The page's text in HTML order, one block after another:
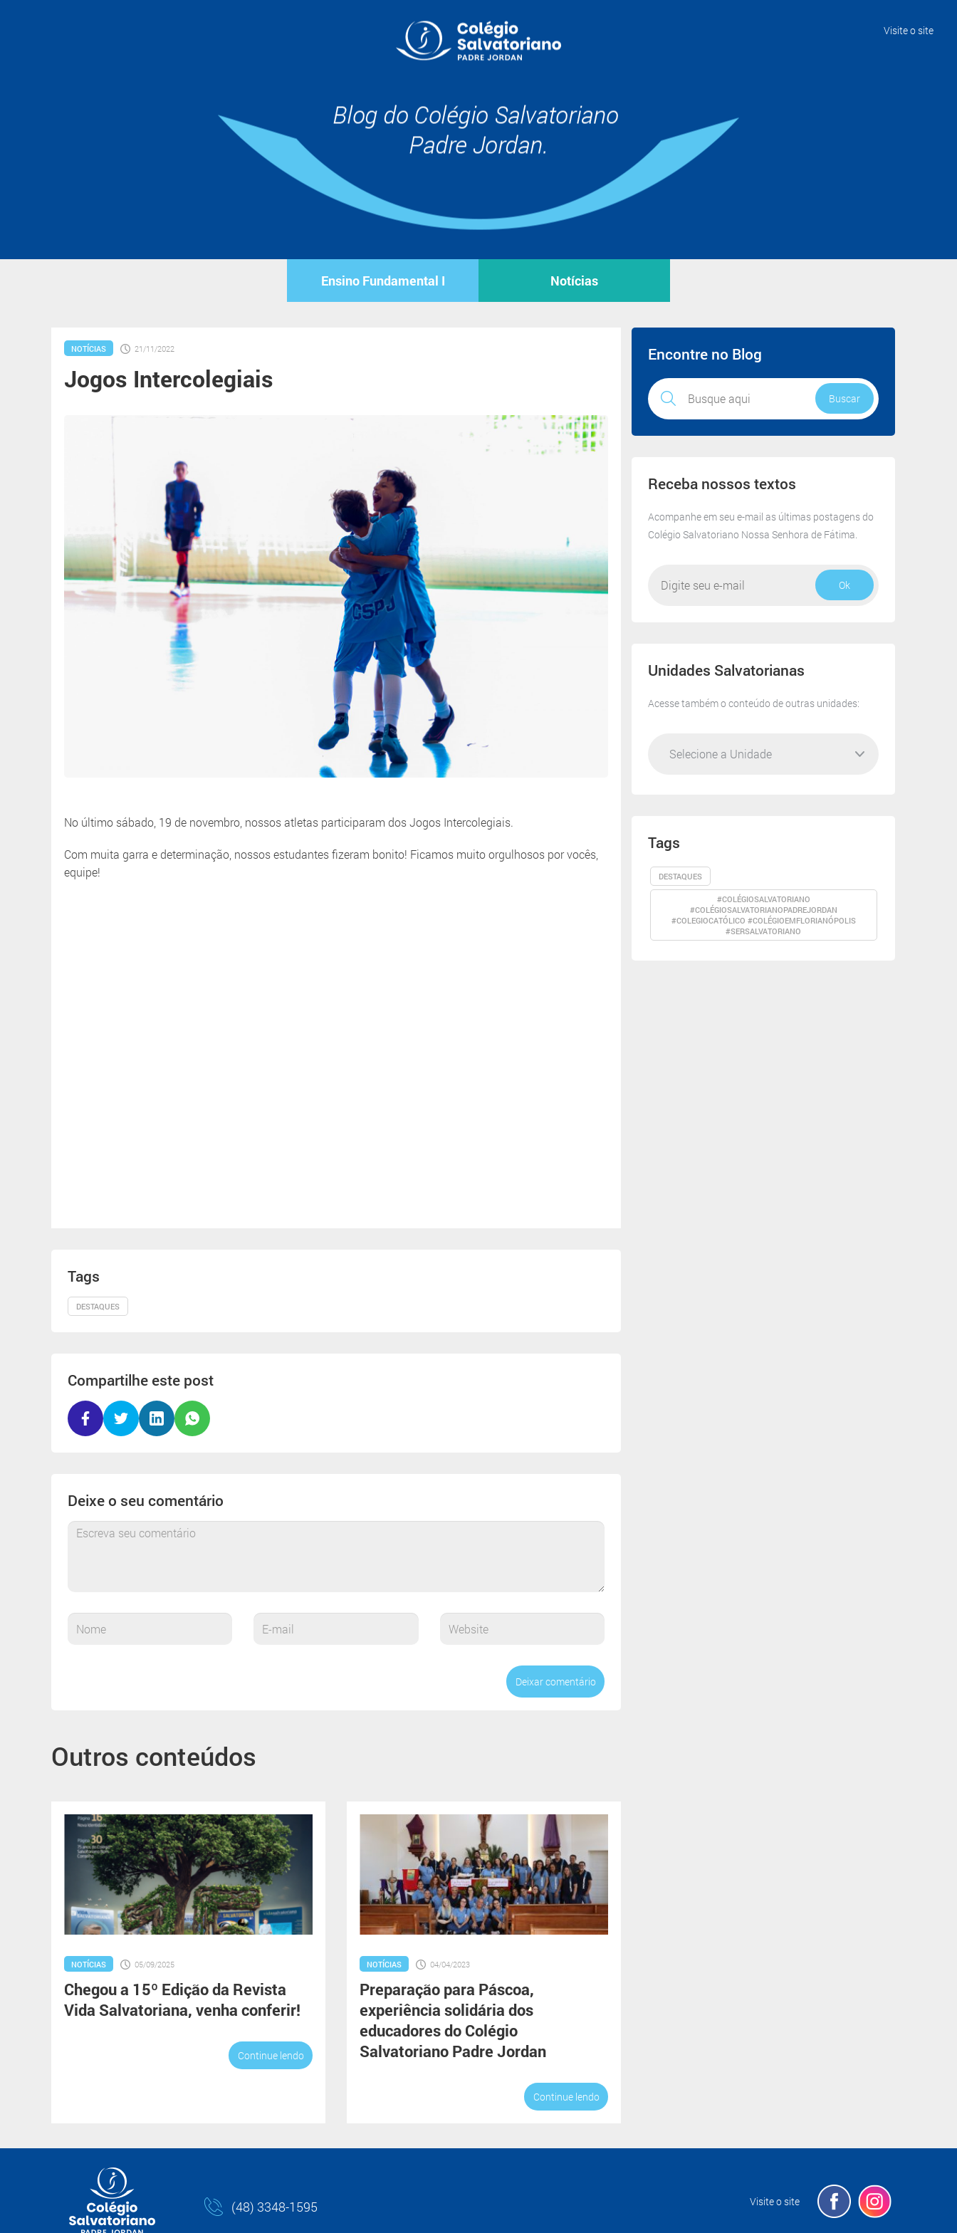
Visite o site
Ensino Fundamental I Notícias
NOTÍCIAS 21/11/2022
Jogos Intercolegiais
No último sábado, 19 de novembro, nossos atletas participaram dos Jogos Intercolegiais.
Com muita garra e determinação, nossos estudantes fizeram bonito! Ficamos muito orgulhosos por vocês,
equipe!
Tags
DESTAQUES
Compartilhe este post
Deixe o seu comentário
Deixar comentário
Outros conteúdos
NOTÍCIAS 05/09/2025
Chegou a 15º Edição da Revista
Vida Salvatoriana, venha conferir!
Continue lendo
NOTÍCIAS 04/04/2023
Preparação para Páscoa,
experiência solidária dos
educadores do Colégio
Salvatoriano Padre Jordan
Continue lendo
Encontre no Blog
Buscar
Receba nossos textos
Acompanhe em seu e-mail as últimas postagens do
Colégio Salvatoriano Nossa Senhora de Fátima.
Ok
Receba
nossos
textos
Unidades Salvatorianas
Acesse também o conteúdo de outras unidades:
Tags
DESTAQUES
#COLÉGIOSALVATORIANO
#COLÉGIOSALVATORIANOPADREJORDAN
#COLEGIOCATÓLICO #COLÉGIOEMFLORIANÓPOLIS
#SERSALVATORIANO
(48) 3348-1595 Visite o site